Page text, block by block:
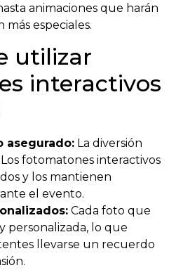
animaciones que harán
especiales.
utilizar
interactivos
asegurado: La diversión
fotomatones interactivos
y los mantienen
el evento.
Cada foto que
personalizada, lo que
llevarse un recuerdo